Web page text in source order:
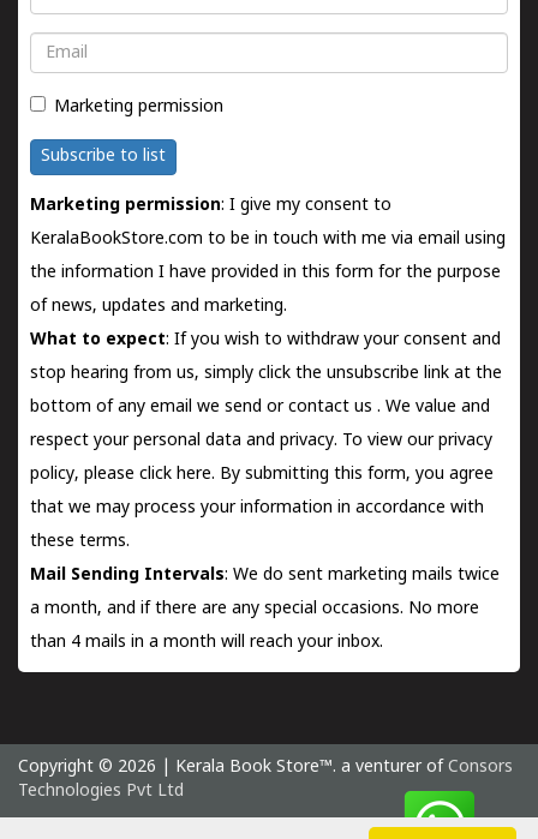
Email
Marketing permission
Subscribe to list
Marketing permission: I give my consent to
KeralaBookStore.com to be in touch with me via email using
the information I have provided in this form for the purpose
of news, updates and marketing.
What to expect: If you wish to withdraw your consent and
stop hearing from us, simply click the unsubscribe link at the
bottom of any email we send orcontact us . We value and
respect your personal data and privacy. To view our privacy
policy, please click here. By submitting this form, you agree
that we may process your information in accordance with
these terms.
Mail Sending Intervals: We do sent marketing mails twice
a month, and if there are any special occasions. No more
than 4 mails in a month will reach your inbox.
Copyright © 2026 | Kerala Book Store™. a venturer of Consors
Technologies Pvt Ltd